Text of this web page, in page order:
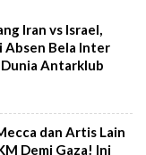
Iran vs Israel,
Absen Bela Inter
Antarklub
dan Artis Lain
Demi Gaza! Ini